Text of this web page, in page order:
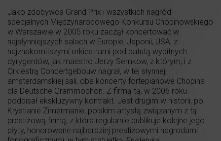
Jako zdobywca Grand Prix i wszystkich nagród
specjalnych Międzynarodowego Konkursu Chopinowskiego
w Warszawie w 2005 roku zaczął koncertować w
najsłynniejszych salach w Europie, Japonii, USA, z
najznakomitszymi orkiestrami pod batutą wybitnych
dyrygentów, jak maestro Jerzy Semkow, z którym, i z
Orkiestrą Concertgebouw nagrał, w tej słynnej
amsterdamskiej sali, oba koncerty fortepianowe Chopina
dla Deutsche Grammophon. Z firmą tą, w 2006 roku
podpisał ekskluzywny kontrakt. Jest drugim w historii, po
Krystianie Zimermanie, polskim artystą związanym z tą
prestiżową firmą, z która regularnie publikuje kolejne jego
płyty, honorowane najbardziej prestiżowymi nagrodami